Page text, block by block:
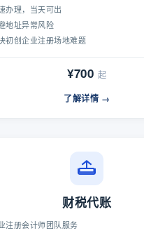
办理，当天可出
地址异常风险
初创企业注册场地难题
¥700 起
了解详情 →
财税代账
注册会计师团队服务